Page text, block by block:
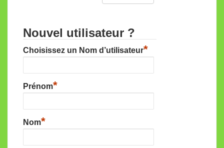
Nouvel utilisateur ?
Choisissez un Nom d’utilisateur*
Prénom*
Nom*